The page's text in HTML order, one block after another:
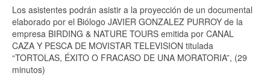
Los asistentes podrán asistir a la proyección de un documental
elaborado por el Biólogo JAVIER GONZALEZ PURROY de la
empresa BIRDING & NATURE TOURS emitida por CANAL
CAZA Y PESCA DE MOVISTAR TELEVISION titulada
“TORTOLAS, ÉXITO O FRACASO DE UNA MORATORIA”, (29
minutos)